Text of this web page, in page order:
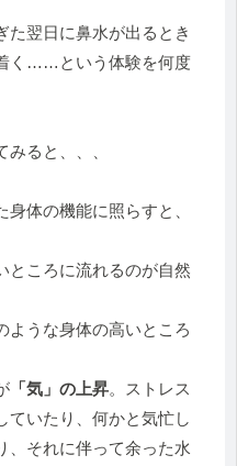
た翌日に鼻水が出るとき
く……という体験を何度
ると、、、
体の機能に照らすと、
ところに流れるのが自然
ような身体の高いところ
「気」の上昇。ストレス
ていたり、何かと気忙し
、それに伴って余った水